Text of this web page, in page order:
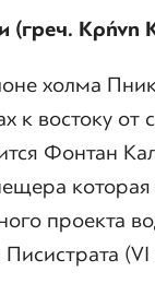
Κρήνη
холма
к востоку от
Фонтан
которая
проекта
(VI